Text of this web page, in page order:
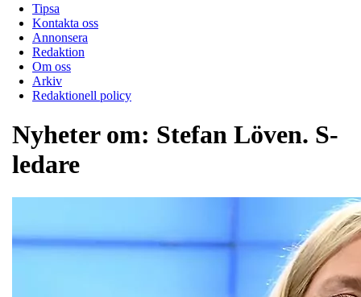
Tipsa
Kontakta oss
Annonsera
Redaktion
Om oss
Arkiv
Redaktionell policy
Nyheter om: Stefan Löven. S-
ledare